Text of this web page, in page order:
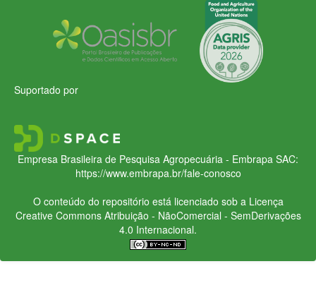
Suportado por
Empresa Brasileira de Pesquisa Agropecuária - Embrapa SAC:
https://www.embrapa.br/fale-conosco
O conteúdo do repositório está licenciado sob a Licença
Creative CommonsAtribuição - NãoComercial - SemDerivações
4.0 Internacional.